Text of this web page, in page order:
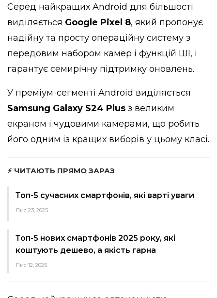
Серед найкращих Android для більшості
виділяється Google Pixel 8, який пропонує
надійну та просту операційну систему з
передовим набором камер і функцій ШІ, і
гарантує семирічну підтримку оновлень.
У преміум-сегменті Android виділяється
Samsung Galaxy S24 Plus з великим
екраном і чудовими камерами, що робить
його одним із кращих виборів у цьому класі.
⚡ ЧИТАЮТЬ ПРЯМО ЗАРАЗ
Топ-5 сучасних смартфонів, які варті уваги
Лис 23, 2025
Топ-5 нових смартфонів 2025 року, які
коштують дешево, а якість гарна
Лис 12, 2025